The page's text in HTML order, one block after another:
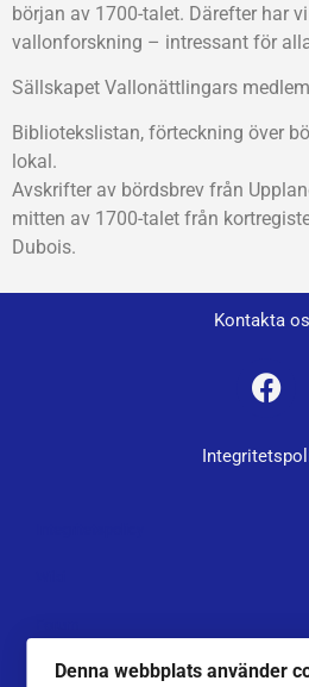
början av 1700-talet. Därefter har
vallonforskning – intressant för
Sällskapet Vallonättlingars
Bibliotekslistan, förteckning över
lokal.
Avskrifter av bördsbrev från
mitten av 1700-talet från
Dubois.
Kontakta
Denna webbplats använder